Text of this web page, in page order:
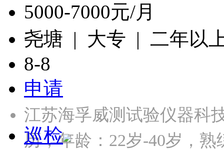
5000-7000元/月
尧塘 | 大专 | 二年以
8-8
申请
江苏海孚威测试验仪器科
历，年龄：22岁-40岁，
巡检